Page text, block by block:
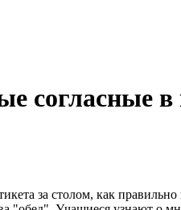
согласные в
за столом, как